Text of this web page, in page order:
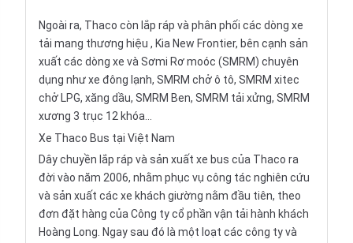
Ngoài ra, Thaco còn lắp ráp và phân phối các dòng xe
tải mang thương hiệu , Kia New Frontier, bên cạnh sản
xuất các dòng xe và Sơmi Rơ moóc (SMRM) chuyên
dụng như xe đông lạnh, SMRM chở ô tô, SMRM xitec
chở LPG, xăng dầu, SMRM Ben, SMRM tải xửng, SMRM
xương 3 trục 12 khóa…
Xe Thaco Bus tại Việt Nam
Dây chuyền lắp ráp và sản xuất xe bus của Thaco ra
đời vào năm 2006, nhằm phục vụ công tác nghiên cứu
và sản xuất các xe khách giường nằm đầu tiên, theo
đơn đặt hàng của Công ty cổ phần vận tải hành khách
Hoàng Long. Ngay sau đó là một loạt các công ty và